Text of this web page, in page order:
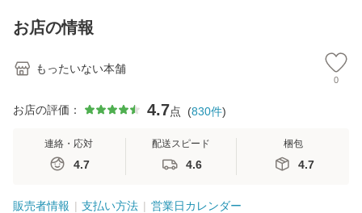
恵 藤本幸三 / 南江
堂 [単行
お店の情報
もったいない本舗
0
お店の評価： 4.7点 (830件)
連絡・応対
4.7
配送スピード
4.6
梱包
4.7
販売者情報 支払い方法 営業日カレンダー